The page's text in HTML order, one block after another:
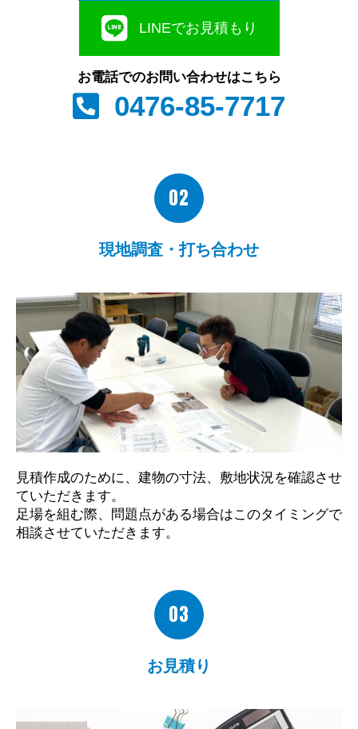
LINEでお見積もり
お電話でのお問い合わせはこちら
0476-85-7717
02
現地調査・打ち合わせ
見積作成のために、建物の寸法、敷地状況を確認させ
ていただきます。
足場を組む際、問題点がある場合はこのタイミングで
相談させていただきます。
03
お見積り